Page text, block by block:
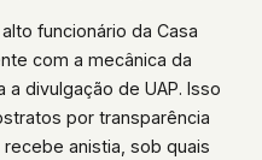
funcionário da Casa
com a mecânica da
divulgação de UAP. Isso
por transparência
anistia, sob quais